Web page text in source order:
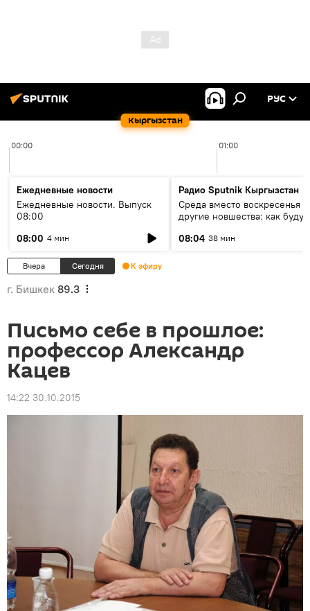
Кыргызстан
РУС
00:00 01:00
Ежедневные новости
Ежедневные новости. Выпуск
08:00
08:00 4 мин
Радио Sputnik Кыргызстан
Среда вместо воскресенья и
другие новшества: как будут
08:04 38 мин
Вчера Сегодня К эфиру
г. Бишкек 89.3
Письмо себе в прошлое:
профессор Александр
Кацев
14:22 30.10.2015